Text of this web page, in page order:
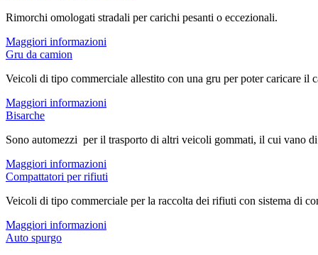
Rimorchi omologati stradali per carichi pesanti o eccezionali.
Maggiori informazioni
Gru da camion
Veicoli di tipo commerciale allestito con una gru per poter caricare il
Maggiori informazioni
Bisarche
Sono automezzi per il trasporto di altri veicoli gommati, il cui vano
Maggiori informazioni
Compattatori per rifiuti
Veicoli di tipo commerciale per la raccolta dei rifiuti con sistema di
Maggiori informazioni
Auto spurgo